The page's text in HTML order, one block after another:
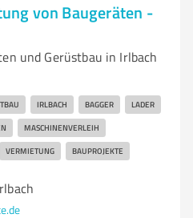
von Baugeräten -
und Gerüstbau in Irlbach
IRLBACH BAGGER LADER
MASCHINENVERLEIH
VERMIETUNG BAUPROJEKTE